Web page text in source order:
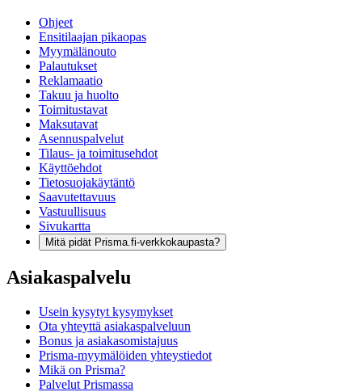
Ohjeet
Ensitilaajan pikaopas
Myymälänouto
Palautukset
Reklamaatio
Takuu ja huolto
Toimitustavat
Maksutavat
Asennuspalvelut
Tilaus- ja toimitusehdot
Käyttöehdot
Tietosuojakäytäntö
Saavutettavuus
Vastuullisuus
Sivukartta
Mitä pidät Prisma.fi-verkkokaupasta?
Asiakaspalvelu
Usein kysytyt kysymykset
Ota yhteyttä asiakaspalveluun
Bonus ja asiakasomistajuus
Prisma-myymälöiden yhteystiedot
Mikä on Prisma?
Palvelut Prismassa